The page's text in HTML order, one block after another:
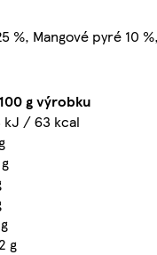
%, Mangové pyré 10
g výrobku
kJ / 63 kcal
g